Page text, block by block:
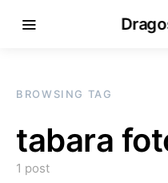
BROWSING TAG
tabara
1 post